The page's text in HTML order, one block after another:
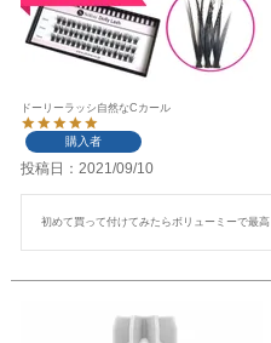
ドーリーラッシ自然なCカール
購入者
投稿日 2021/09/10
初めて買って付けてみたらボリューミーで最高